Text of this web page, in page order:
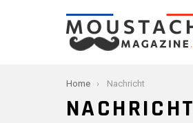
You are here:
Home Nachricht
NACHRICHT